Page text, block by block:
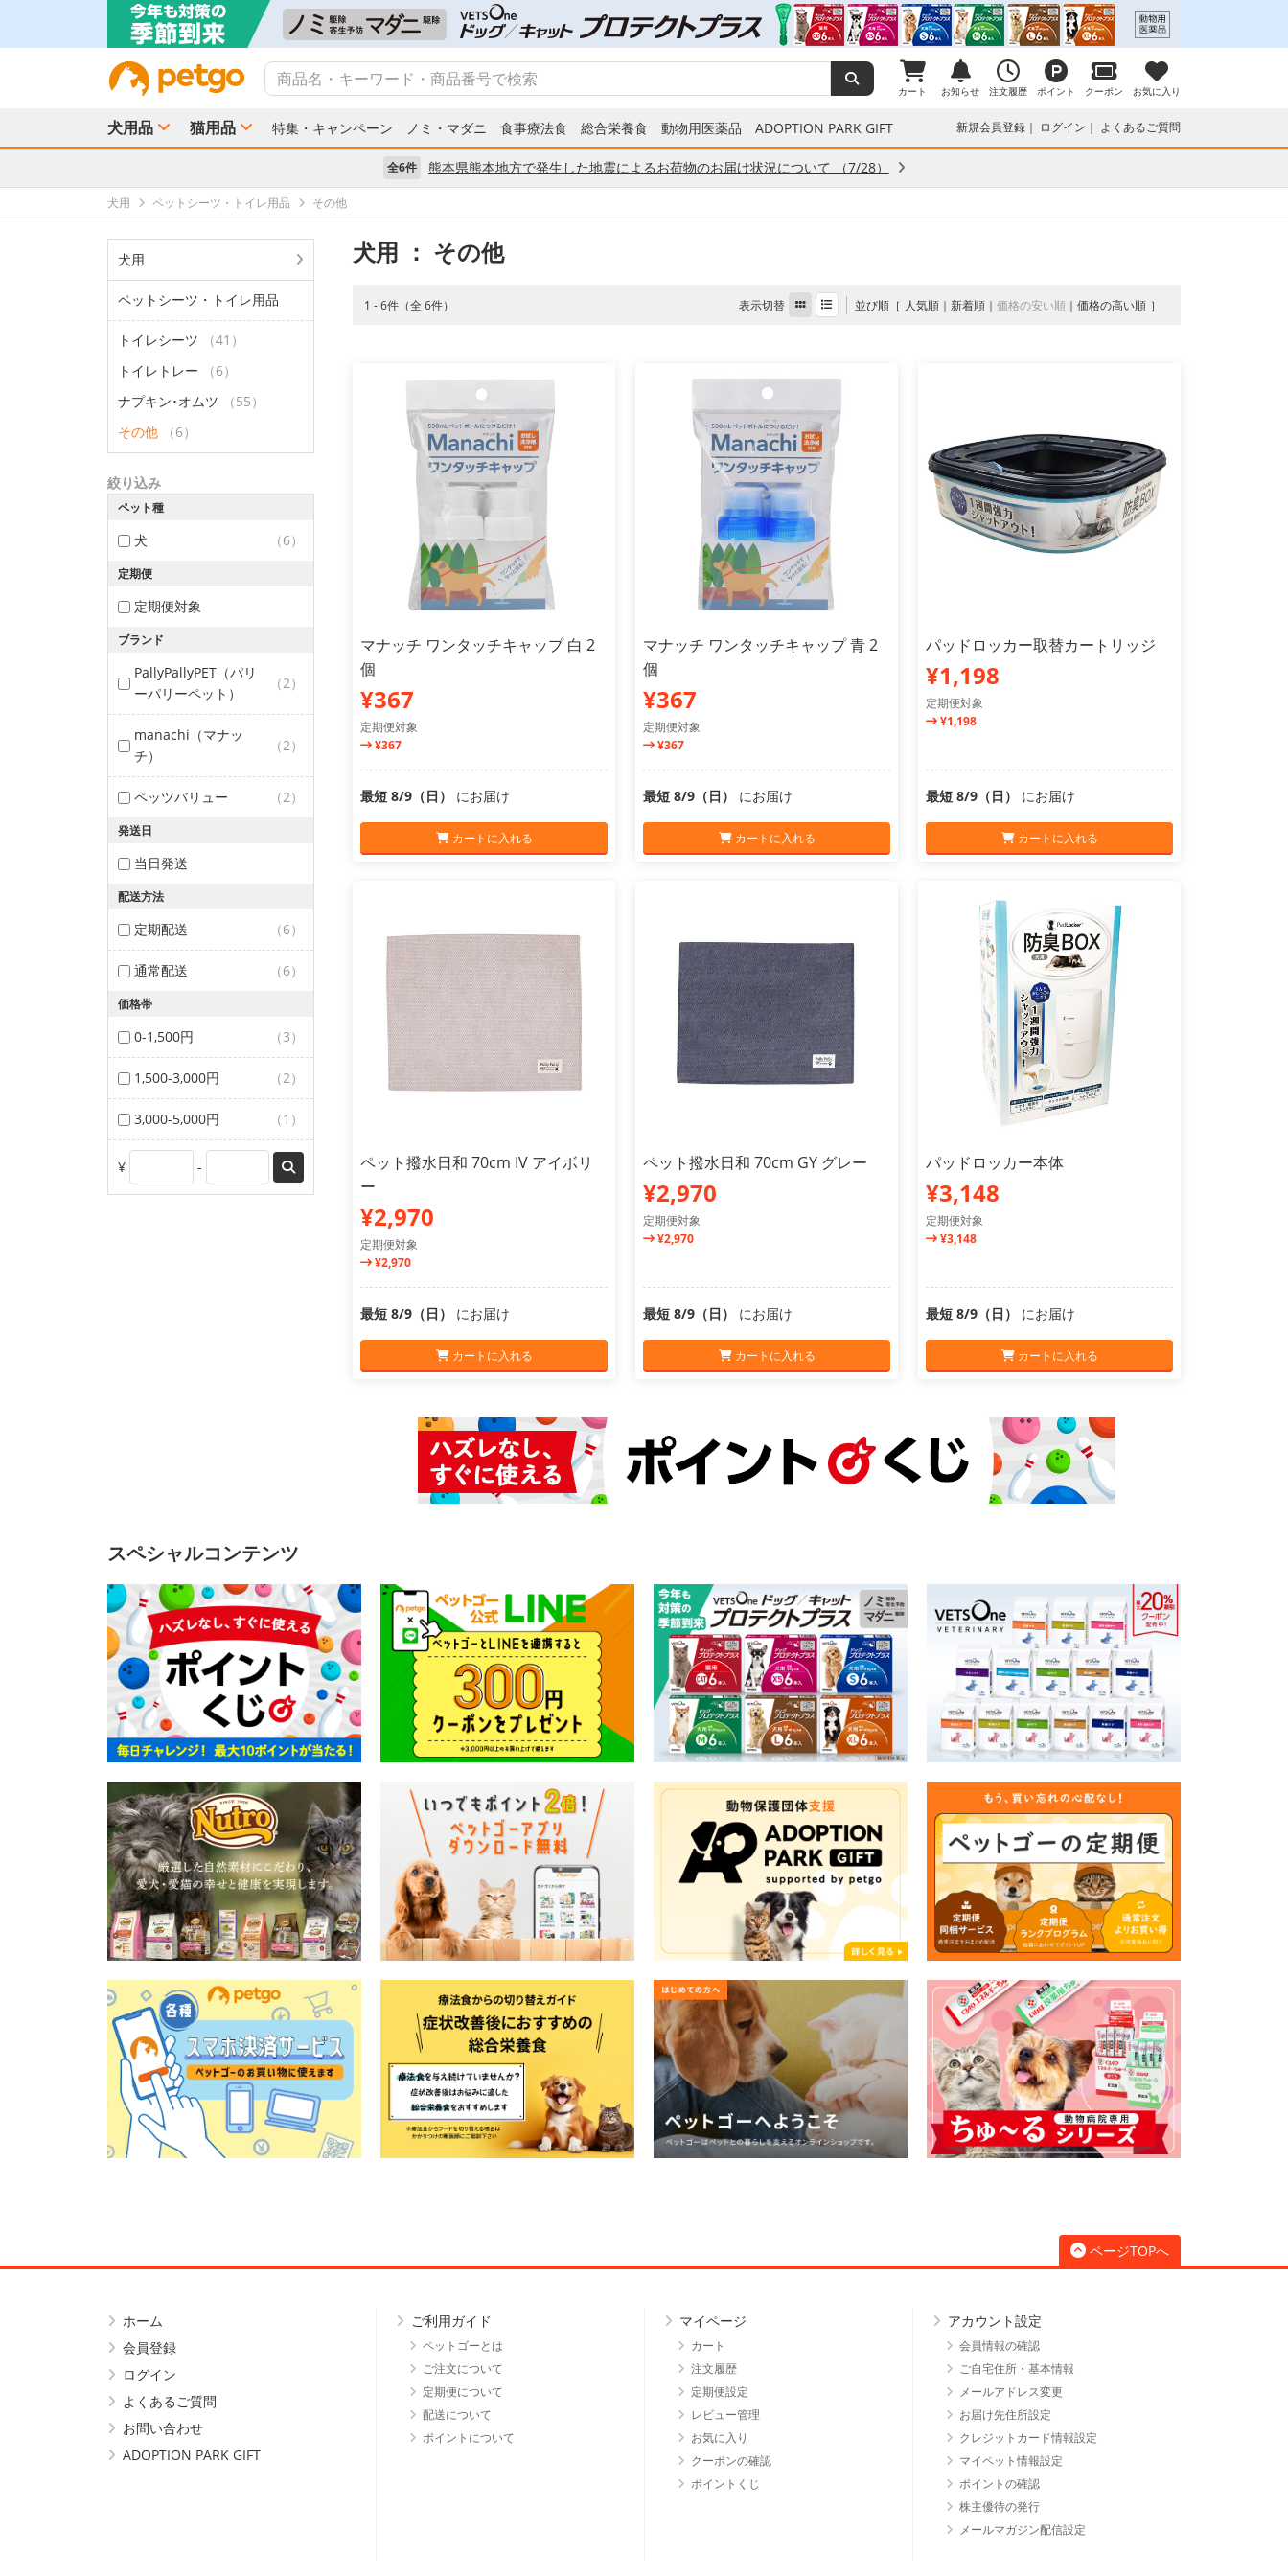
カート お知らせ 注文履歴 ポイント クーポン お気に入り
犬用品 猫用品 特集・キャンペーン ノミ・マダニ 食事療法食 総合栄養食 動物用医薬品 ADOPTION PARK GIFT 新規会員登録 ログイン よくあるご質問
全6件 熊本県熊本地方で発生した地震によるお荷物のお届け状況について （7/28）
犬用 ペットシーツ・トイレ用品 その他
犬用
ペットシーツ・トイレ用品
トイレシーツ
（41）
トイレトレー
（6）
ナプキン･オムツ
（55）
その他
（6）
絞り込み
ペット種
犬 （6）
定期便
定期便対象
ブランド
PallyPallyPET（パリ
ーパリーペット）
（2）
manachi（マナッ
チ）
（2）
ペッツバリュー （2）
発送日
当日発送
配送方法
定期配送 （6）
通常配送 （6）
価格帯
0-1,500円 （3）
1,500-3,000円 （2）
3,000-5,000円 （1）
¥ -
犬用 ： その他
1 - 6件（全 6件） 表示切替 並び順 人気順 新着順 価格の安い順 価格の高い順
マナッチ ワンタッチキャップ 白 2
個
¥367
定期便対象
¥367
最短 8/9（日） にお届け
カートに入れる
マナッチ ワンタッチキャップ 青 2
個
¥367
定期便対象
¥367
最短 8/9（日） にお届け
カートに入れる
パッドロッカー取替カートリッジ
¥1,198
定期便対象
¥1,198
最短 8/9（日） にお届け
カートに入れる
ペット撥水日和 70cm IV アイボリ
ー
¥2,970
定期便対象
¥2,970
最短 8/9（日） にお届け
カートに入れる
ペット撥水日和 70cm GY グレー
¥2,970
定期便対象
¥2,970
最短 8/9（日） にお届け
カートに入れる
パッドロッカー本体
¥3,148
定期便対象
¥3,148
最短 8/9（日） にお届け
カートに入れる
スペシャルコンテンツ
ページTOPへ
ホーム
会員登録
ログイン
よくあるご質問
お問い合わせ
ADOPTION PARK GIFT
ご利用ガイド
ペットゴーとは
ご注文について
定期便について
配送について
ポイントについて
マイページ
カート
注文履歴
定期便設定
レビュー管理
お気に入り
クーポンの確認
ポイントくじ
アカウント設定
会員情報の確認
ご自宅住所・基本情報
メールアドレス変更
お届け先住所設定
クレジットカード情報設定
マイペット情報設定
ポイントの確認
株主優待の発行
メールマガジン配信設定